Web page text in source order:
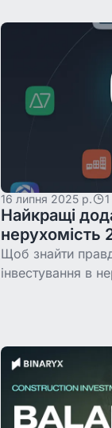
16 липня 2025 р.
Найкращі
нерухомість
Щоб знайти
інвестування в